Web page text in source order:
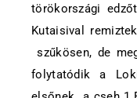
törökországi
Kutaisival
szűkösen, de
folytatódik a